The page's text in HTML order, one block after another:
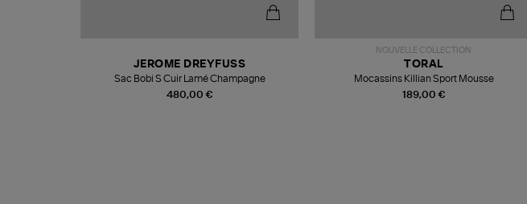
480,00 €
JEROME DREYFUSS
Sac Bobi S Cuir Lamé Champagne
NOUVELLE COLLECTION
189,00 €
TORAL
Mocassins Killian Sport Mousse